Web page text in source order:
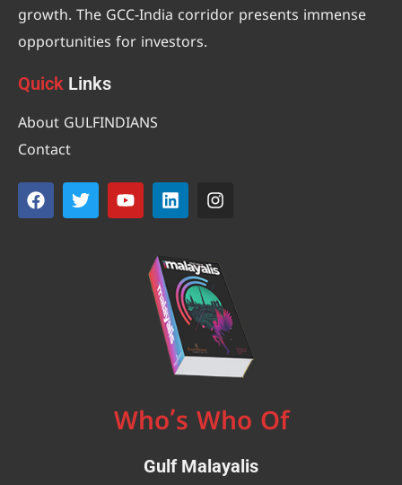
growth. The GCC-India corridor presents immense
opportunities for investors.
Quick Links
About GULFINDIANS
Contact
Who’s Who Of
Gulf Malayalis